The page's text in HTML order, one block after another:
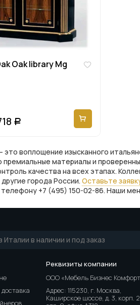
Oak library Mg
Р
воплощение изысканного
материалы и
качества на всех этапах.
города России. Оставьте
+7 (495) 150-02-86. Наши
Реквизиты компании
ООО «Мебель Бизнес
Адрес: 115230, г. Москва,
Каширское шоссе, д. 3, корп. 2,